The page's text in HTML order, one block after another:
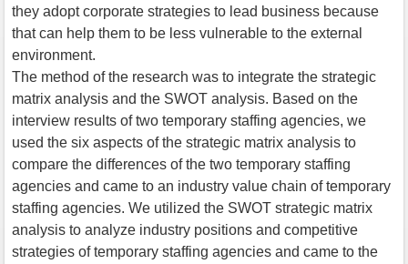
they adopt corporate strategies to lead business because
that can help them to be less vulnerable to the external
environment.
The method of the research was to integrate the strategic
matrix analysis and the SWOT analysis. Based on the
interview results of two temporary staffing agencies, we
used the six aspects of the strategic matrix analysis to
compare the differences of the two temporary staffing
agencies and came to an industry value chain of temporary
staffing agencies. We utilized the SWOT strategic matrix
analysis to analyze industry positions and competitive
strategies of temporary staffing agencies and came to the